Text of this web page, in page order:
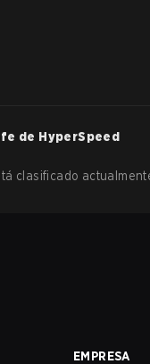
de HyperSpeed
clasificado
EMPRESA